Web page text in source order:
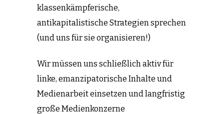
klassenkämpferische,
antikapitalistische Strategien sprechen
(und uns für sie organisieren!)
Wir müssen uns schließlich aktiv für
linke, emanzipatorische Inhalte und
Medienarbeit einsetzen und langfristig
große Medienkonzerne